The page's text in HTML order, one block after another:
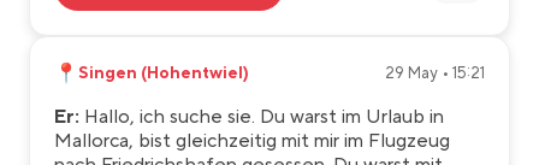
📍 Singen (Hohentwiel) 29 May • 15:21
Er: Hallo, ich suche sie. Du warst im Urlaub in
Mallorca, bist gleichzeitig mit mir im Flugzeug